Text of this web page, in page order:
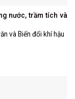
nước, trầm tích và
và Biến đổi khí hậu